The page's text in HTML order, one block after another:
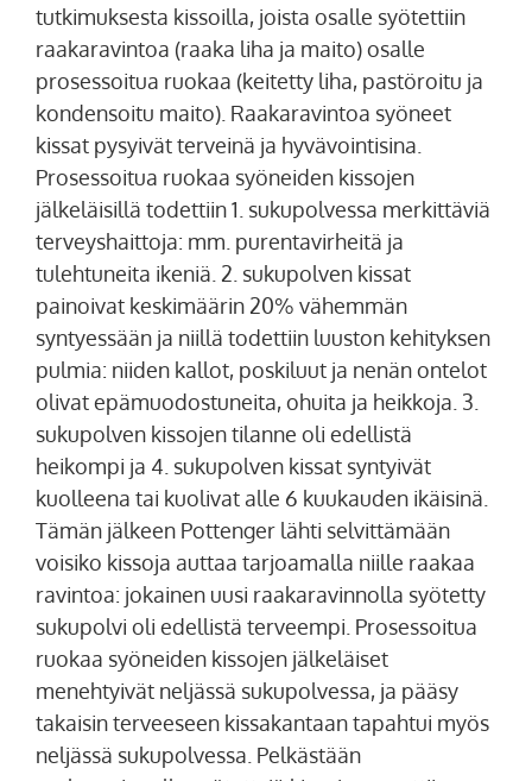
tutkimuksesta kissoilla, joista osalle syötettiin
raakaravintoa (raaka liha ja maito) osalle
prosessoitua ruokaa (keitetty liha, pastöroitu ja
kondensoitu maito). Raakaravintoa syöneet
kissat pysyivät terveinä ja hyvävointisina.
Prosessoitua ruokaa syöneiden kissojen
jälkeläisillä todettiin 1. sukupolvessa merkittäviä
terveyshaittoja: mm. purentavirheitä ja
tulehtuneita ikeniä. 2. sukupolven kissat
painoivat keskimäärin 20% vähemmän
syntyessään ja niillä todettiin luuston kehityksen
pulmia: niiden kallot, poskiluut ja nenän ontelot
olivat epämuodostuneita, ohuita ja heikkoja. 3.
sukupolven kissojen tilanne oli edellistä
heikompi ja 4. sukupolven kissat syntyivät
kuolleena tai kuolivat alle 6 kuukauden ikäisinä.
Tämän jälkeen Pottenger lähti selvittämään
voisiko kissoja auttaa tarjoamalla niille raakaa
ravintoa: jokainen uusi raakaravinnolla syötetty
sukupolvi oli edellistä terveempi. Prosessoitua
ruokaa syöneiden kissojen jälkeläiset
menehtyivät neljässä sukupolvessa, ja pääsy
takaisin terveeseen kissakantaan tapahtui myös
neljässä sukupolvessa. Pelkästään